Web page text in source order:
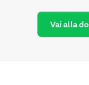
Vai alla